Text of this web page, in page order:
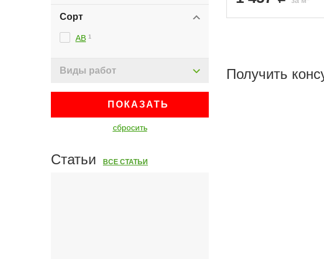
Сорт
АВ 1
Виды работ
ПОКАЗАТЬ
сбросить
Статьи ВСЕ СТАТЬИ
Получить